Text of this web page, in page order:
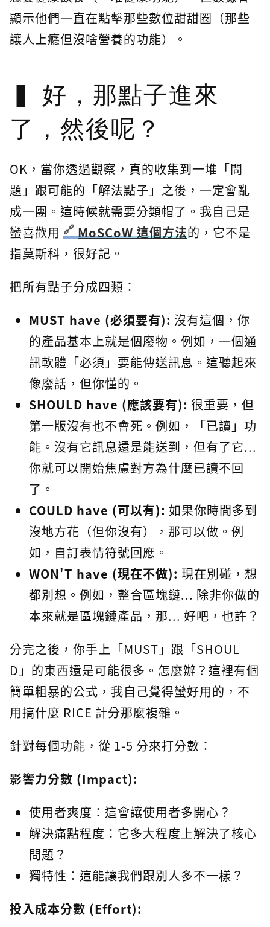
顯示他們一直在點擊那些數位甜甜圈（那些
讓人上癮但沒啥營養的功能）。
好，那點子進來
了，然後呢？
OK，當你透過觀察，真的收集到一堆「問
題」跟可能的「解法點子」之後，一定會亂
成一團。這時候就需要分類帽了。我自己是
蠻喜歡用
MoSCoW 這個方法的，它不是
指莫斯科，很好記。
把所有點子分成四類：
MUST have (必須要有): 沒有這個，你
的產品基本上就是個廢物。例如，一個通
訊軟體「必須」要能傳送訊息。這聽起來
像廢話，但你懂的。
SHOULD have (應該要有): 很重要，但
第一版沒有也不會死。例如，「已讀」功
能。沒有它訊息還是能送到，但有了它...
你就可以開始焦慮對方為什麼已讀不回
了。
COULD have (可以有): 如果你時間多到
沒地方花（但你沒有），那可以做。例
如，自訂表情符號回應。
WON'T have (現在不做): 現在別碰，想
都別想。例如，整合區塊鏈... 除非你做的
本來就是區塊鏈產品，那... 好吧，也許？
分完之後，你手上「MUST」跟「SHOUL
D」的東西還是可能很多。怎麼辦？這裡有個
簡單粗暴的公式，我自己覺得蠻好用的，不
用搞什麼 RICE 計分那麼複雜。
針對每個功能，從 1-5 分來打分數：
影響力分數 (Impact):
使用者爽度：這會讓使用者多開心？
解決痛點程度：它多大程度上解決了核心
問題？
獨特性：這能讓我們跟別人多不一樣？
投入成本分數 (Effort):